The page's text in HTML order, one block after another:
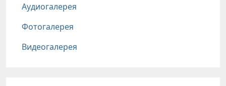
Аудиогалерея
Фотогалерея
Видеогалерея